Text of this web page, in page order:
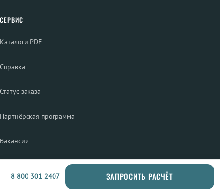
СЕРВИС
Каталоги PDF
Справка
Статус заказа
Партнёрская программа
Вакансии
ПРОДУКЦИЯ
8 800 301 2407 ЗАПРОСИТЬ РАСЧЁТ